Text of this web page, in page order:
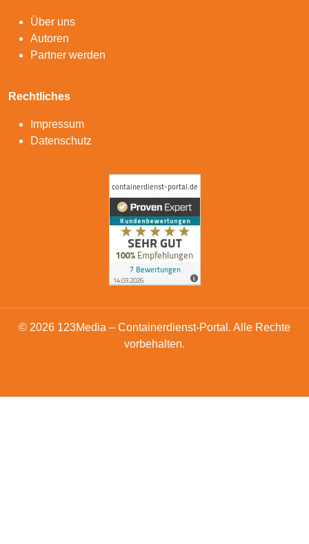
Über uns
Autoren
Partner werden
Rechtliches
Impressum
Datenschutz
© 2026 123Media – Containerdienst-Portal. Alle Rechte
vorbehalten.